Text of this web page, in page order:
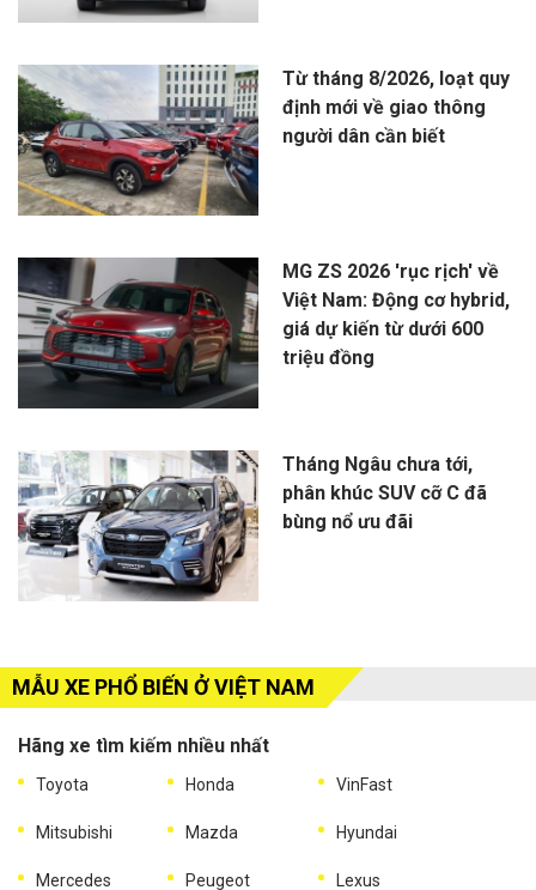
Từ tháng 8/2026, loạt quy
định mới về giao thông
người dân cần biết
MG ZS 2026 'rục rịch' về
Việt Nam: Động cơ hybrid,
giá dự kiến từ dưới 600
triệu đồng
Tháng Ngâu chưa tới,
phân khúc SUV cỡ C đã
bùng nổ ưu đãi
MẪU XE PHỔ BIẾN Ở VIỆT NAM
Hãng xe tìm kiếm nhiều nhất
Toyota Honda VinFast
Mitsubishi Mazda Hyundai
Mercedes Peugeot Lexus